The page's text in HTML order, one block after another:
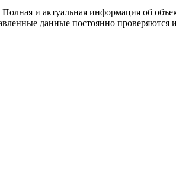
и актуальная информация об
данные постоянно проверяются